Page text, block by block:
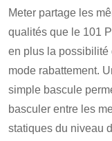
Meter partage les
qualités que le 101
en plus la possibilité
mode rabattement.
simple bascule
basculer entre les
statiques du niveau